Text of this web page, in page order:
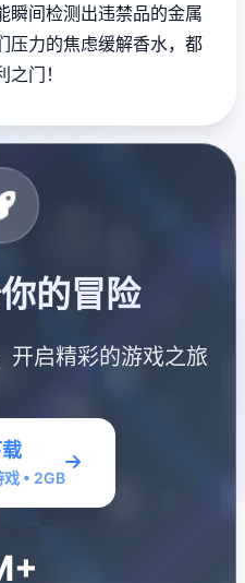
瞬间检测出违禁品的金属
压力的焦虑缓解香水，都
门！
的冒险
开启精彩的游戏之旅
• 2GB